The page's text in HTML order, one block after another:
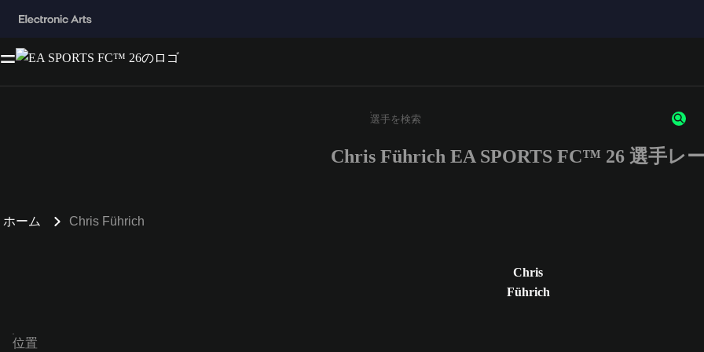
3文字以上の文字または数字を入力してください。
Chris Führich EA SPORTS FC™ 26 選手レ
ホーム Chris Führich
Chris
Führich
位置